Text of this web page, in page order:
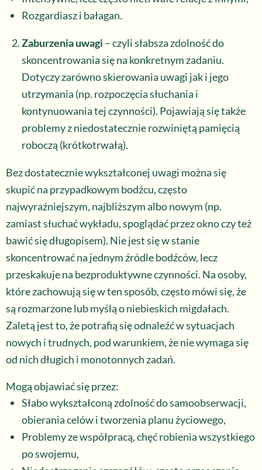
Rozgardiasz i bałagan.
Zaburzenia uwagi – czyli słabsza zdolność do
skoncentrowania się na konkretnym zadaniu.
Dotyczy zarówno skierowania uwagi jak i jego
utrzymania (np. rozpoczęcia słuchania i
kontynuowania tej czynności). Pojawiają się także
problemy z niedostatecznie rozwiniętą pamięcią
roboczą (krótkotrwałą).
Bez dostatecznie wykształconej uwagi można się
skupić na przypadkowym bodźcu, często
najwyraźniejszym, najbliższym albo nowym (np.
zamiast słuchać wykładu, spoglądać przez okno czy też
bawić się długopisem). Nie jest się w stanie
skoncentrować na jednym źródle bodźców, lecz
przeskakuje na bezproduktywne czynności. Na osoby,
które zachowują się w ten sposób, często mówi się, że
są rozmarzone lub myślą o niebieskich migdałach.
Zaletą jest to, że potrafią się odnaleźć w sytuacjach
nowych i trudnych, pod warunkiem, że nie wymaga się
od nich długich i monotonnych zadań.
Mogą objawiać się przez:
Słabo wykształconą zdolność do samoobserwacji,
obierania celów i tworzenia planu życiowego,
Problemy ze współpracą, chęć robienia wszystkiego
po swojemu,